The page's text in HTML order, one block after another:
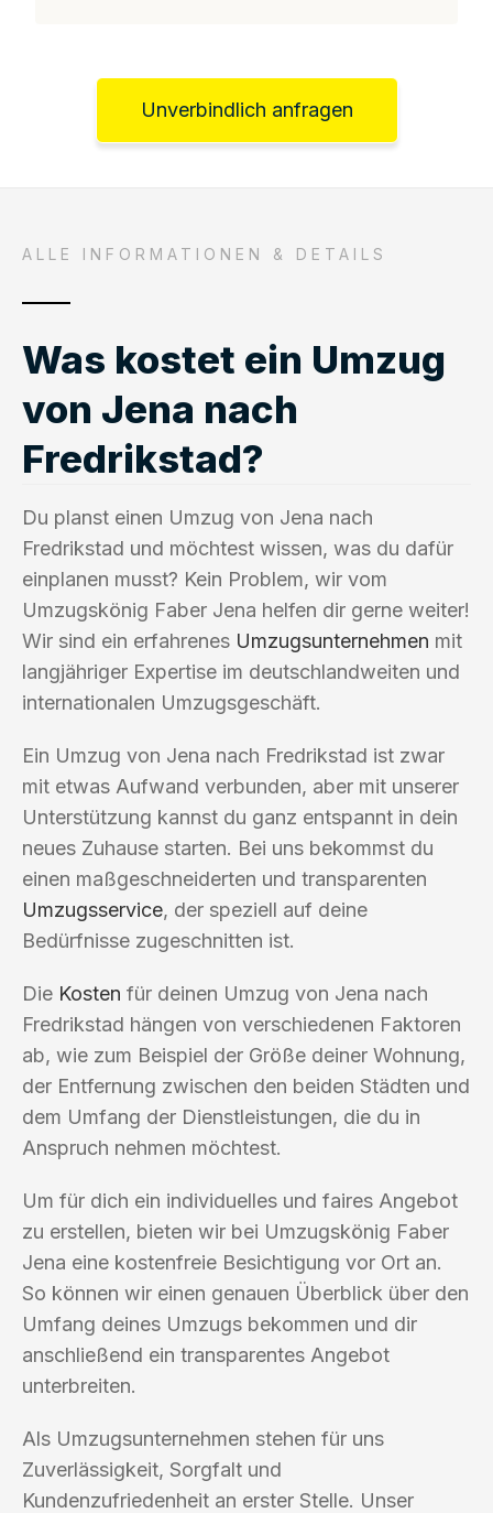
Unverbindlich anfragen
ALLE INFORMATIONEN & DETAILS
Was kostet ein Umzug
von Jena nach
Fredrikstad?
Du planst einen Umzug von Jena nach
Fredrikstad und möchtest wissen, was du dafür
einplanen musst? Kein Problem, wir vom
Umzugskönig Faber Jena helfen dir gerne weiter!
Wir sind ein erfahrenes Umzugsunternehmen mit
langjähriger Expertise im deutschlandweiten und
internationalen Umzugsgeschäft.
Ein Umzug von Jena nach Fredrikstad ist zwar
mit etwas Aufwand verbunden, aber mit unserer
Unterstützung kannst du ganz entspannt in dein
neues Zuhause starten. Bei uns bekommst du
einen maßgeschneiderten und transparenten
Umzugsservice, der speziell auf deine
Bedürfnisse zugeschnitten ist.
Die Kosten für deinen Umzug von Jena nach
Fredrikstad hängen von verschiedenen Faktoren
ab, wie zum Beispiel der Größe deiner Wohnung,
der Entfernung zwischen den beiden Städten und
dem Umfang der Dienstleistungen, die du in
Anspruch nehmen möchtest.
Um für dich ein individuelles und faires Angebot
zu erstellen, bieten wir bei Umzugskönig Faber
Jena eine kostenfreie Besichtigung vor Ort an.
So können wir einen genauen Überblick über den
Umfang deines Umzugs bekommen und dir
anschließend ein transparentes Angebot
unterbreiten.
Als Umzugsunternehmen stehen für uns
Zuverlässigkeit, Sorgfalt und
Kundenzufriedenheit an erster Stelle. Unser